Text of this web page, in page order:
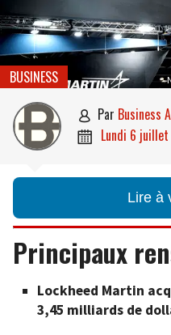
BUSINESS
 par Business
 lundi 6
Lire à
Principaux
Lockheed Martin
3,45 milliards de